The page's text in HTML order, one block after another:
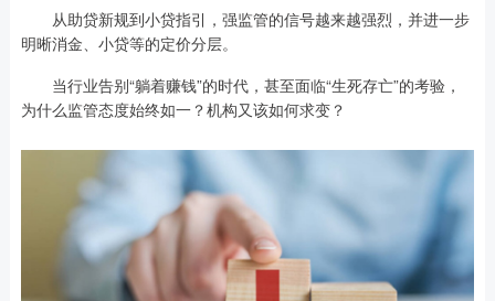
从助贷新规到小贷指引，强监管的信号越来越强烈，并进一步
明晰消金、小贷等的定价分层。
当行业告别“躺着赚钱”的时代，甚至面临“生死存亡”的考验，
为什么监管态度始终如一？机构又该如何求变？